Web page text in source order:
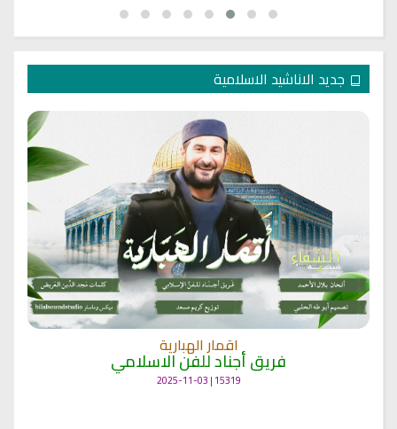
جديد الاناشيد الاسلامية
اقمار الهبارية
فريق أجناد للفن الاسلامي
15319 | 2025-11-03